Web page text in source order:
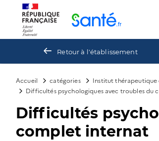
Retour à l'établissement
Accueil catégories Institut thérapeutique
Difficultés psychologiques avec troubles
Difficultés
complet internat
Panneau de gestion des cookies